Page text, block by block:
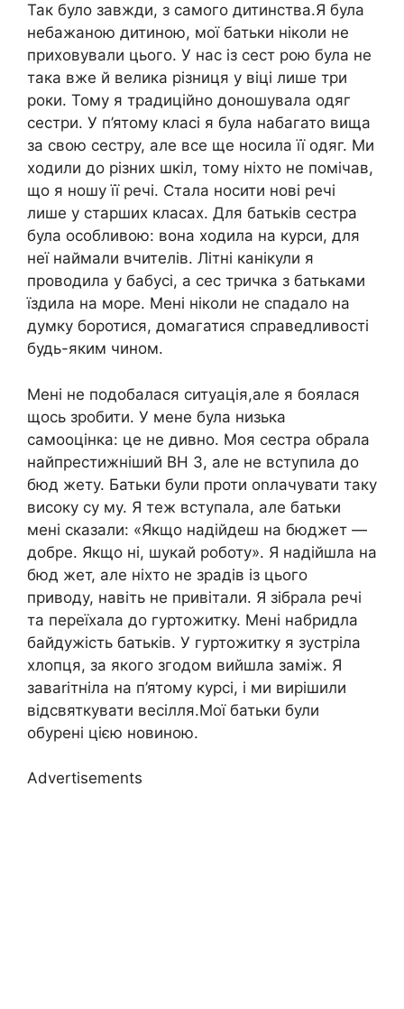
Так було завжди, з самого дитинства.Я була
небажаною дитиною, мої батьки ніколи не
приховували цього. У нас із сест рою була не
така вже й велика різниця у віці лише три
роки. Тому я традиційно доношувала одяг
сестри. У п’ятому класі я була набагато вища
за свою сестру, але все ще носила її одяг. Ми
ходили до різних шкіл, тому ніхто не помічав,
що я ношу її речі. Стала носити нові речі
лише у старших класах. Для батьків сестра
була особливою: вона ходила на курси, для
неї наймали вчителів. Літні канікули я
проводила у бабусі, а сес тричка з батьками
їздила на море. Мені ніколи не спадало на
думку боротися, домагатися справедливості
будь-яким чином.
Мені не подобалася ситуація,але я боялася
щось зробити. У мене була низька
самооцінка: це не дивно. Моя сестра обрала
найпрестижніший ВН З, але не вступила до
бюд жету. Батьки були проти оnлачувати таку
високу су му. Я теж вступала, але батьки
мені сказали: «Якщо надійдеш на бюджет —
добре. Якщо ні, шукай роботу». Я надійшла на
бюд жет, але ніхто не зрадів із цього
приводу, навіть не привітали. Я зібрала речі
та переїхала до гуртожитку. Мені набридла
байдужість батьків. У гуртожитку я зустріла
хлопця, за якого згодом вийшла заміж. Я
заваrітніла на п’ятому курсі, і ми вирішили
відсвяткувати весілля.Мої батьки були
обурені цією новиною.
Advertisements